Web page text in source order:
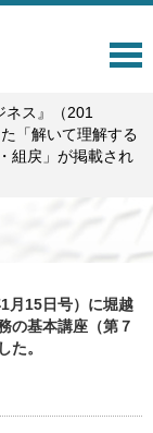
T
l
e
t
i
ネス』（201
「解いて理解する
組戻」が掲載され
月15日号）に堀越
の基本講座（第７
た。